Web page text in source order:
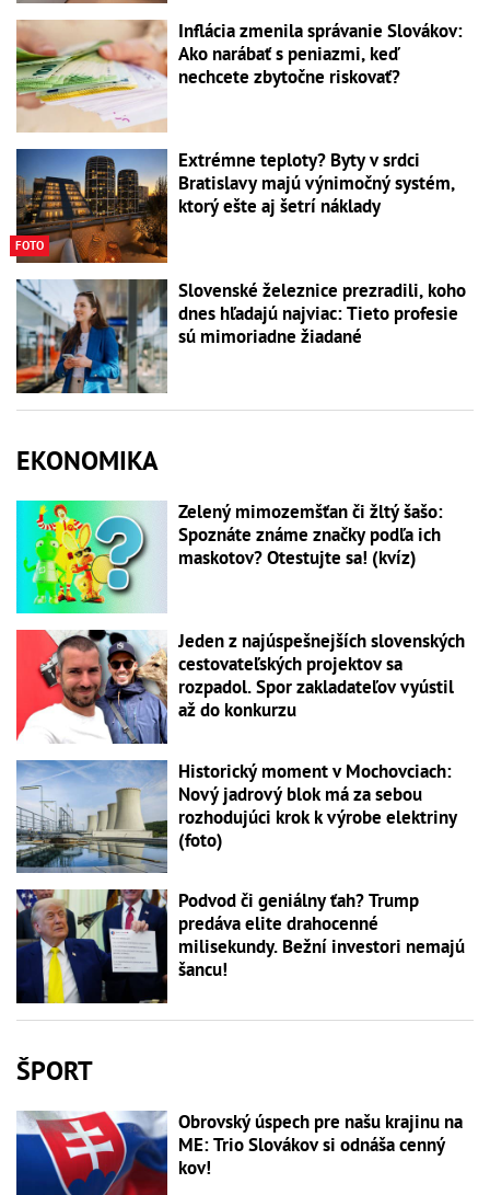
Inflácia zmenila správanie Slovákov:
Ako narábať s peniazmi, keď
nechcete zbytočne riskovať?
FOTO
Extrémne teploty? Byty v srdci
Bratislavy majú výnimočný systém,
ktorý ešte aj šetrí náklady
Slovenské železnice prezradili, koho
dnes hľadajú najviac: Tieto profesie
sú mimoriadne žiadané
EKONOMIKA
Zelený mimozemšťan či žltý šašo:
Spoznáte známe značky podľa ich
maskotov? Otestujte sa! (kvíz)
Jeden z najúspešnejších slovenských
cestovateľských projektov sa
rozpadol. Spor zakladateľov vyústil
až do konkurzu
Historický moment v Mochovciach:
Nový jadrový blok má za sebou
rozhodujúci krok k výrobe elektriny
(foto)
Podvod či geniálny ťah? Trump
predáva elite drahocenné
milisekundy. Bežní investori nemajú
šancu!
ŠPORT
Obrovský úspech pre našu krajinu na
ME: Trio Slovákov si odnáša cenný
kov!